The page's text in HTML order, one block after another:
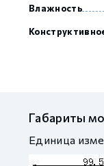
Влажность
Габариты
Единица